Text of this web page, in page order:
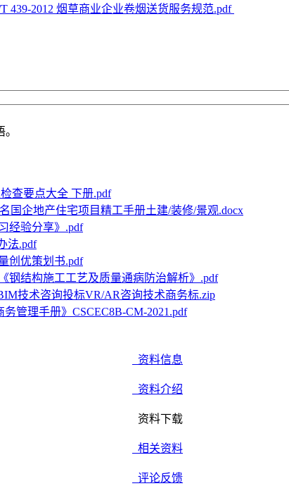
439-2012 烟草商业企业卷烟送货服务规范.pdf
查要点大全 下册.pdf
国企地产住宅项目精工手册土建/装修/景观.docx
经验分享》.pdf
法.pdf
创优策划书.pdf
钢结构施工工艺及质量通病防治解析》.pdf
技术咨询投标VR/AR咨询技术商务标.zip
务管理手册》CSCEC8B-CM-2021.pdf
资料信息
资料介绍
资料下载
相关资料
评论反馈